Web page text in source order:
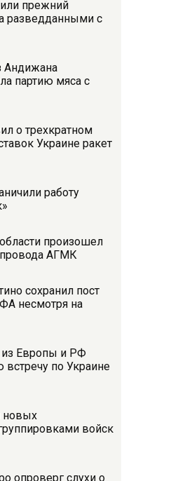
прежний
разведданными с
Андижана
партию мяса с
о трехкратном
Украине ракет
работу
произошел
АГМК
сохранил пост
несмотря на
из Европы и РФ
встречу по Украине
новых
войск
опроверг слухи о